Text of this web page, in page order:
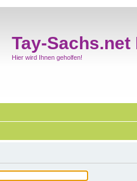
Tay-Sachs.net
Hier wird Ihnen geholfen!